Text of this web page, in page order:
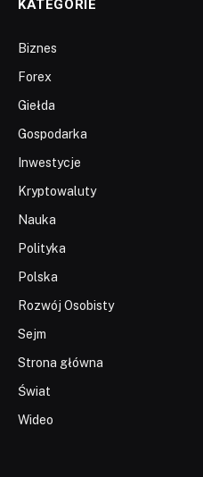
KATEGORIE
Biznes
Forex
Giełda
Gospodarka
Inwestycje
Kryptowaluty
Nauka
Polityka
Polska
Rozwój Osobisty
Sejm
Strona główna
Świat
Wideo